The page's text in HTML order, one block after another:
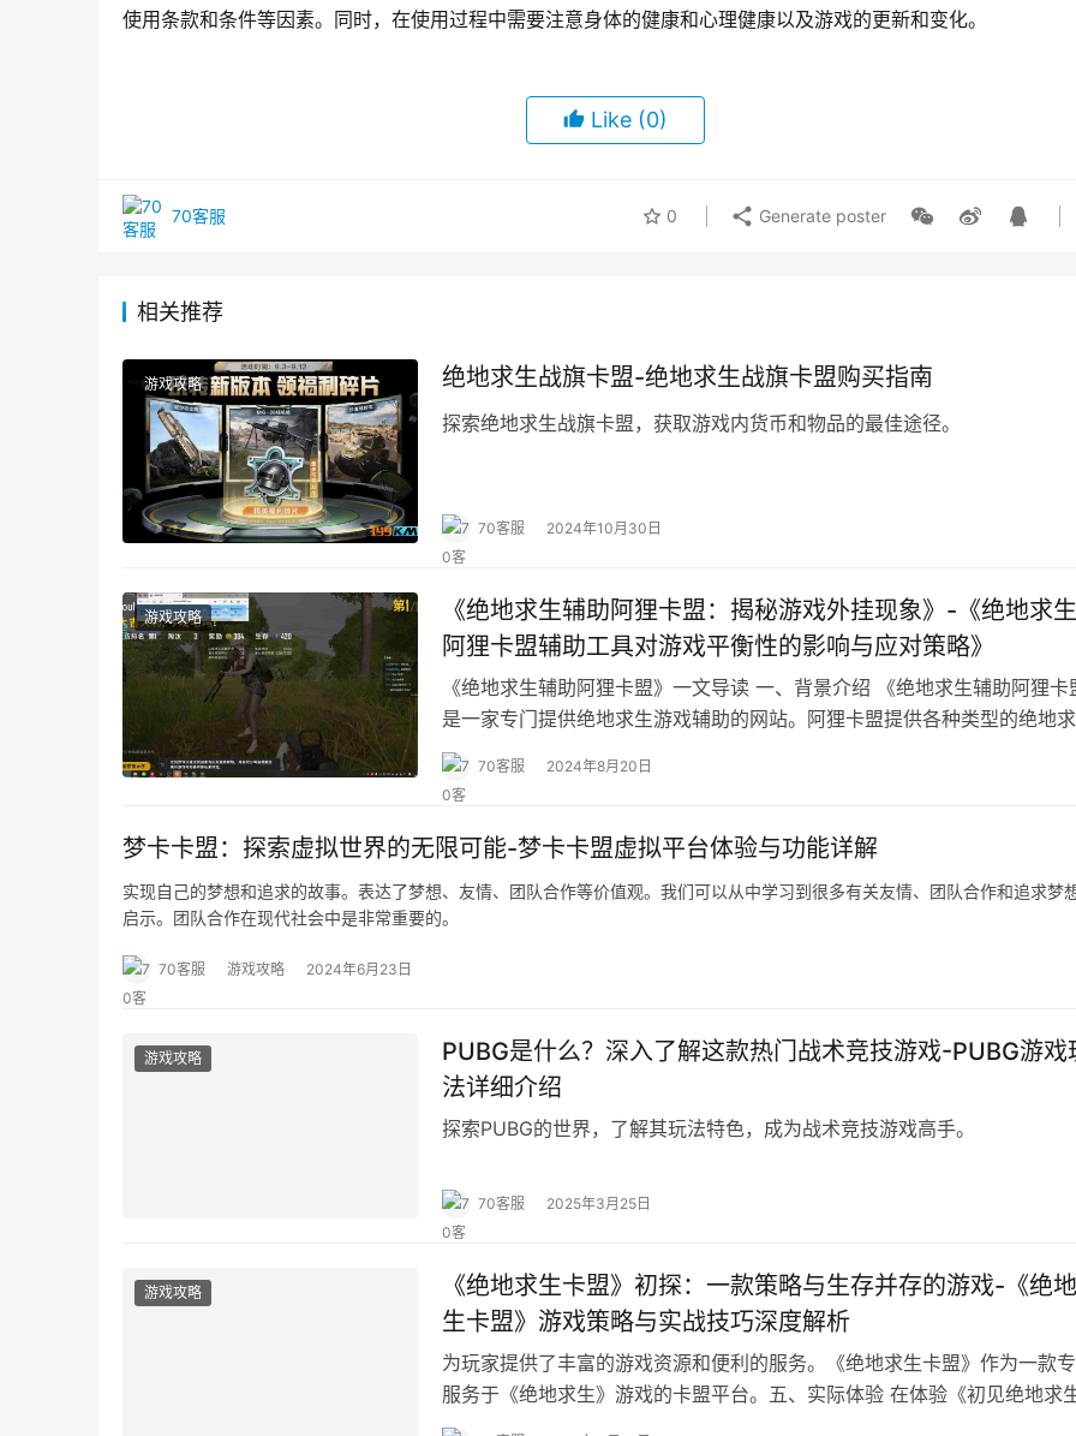
使用条款和条件等因素。同时，在使用过程中需要注意身体的健康和心理健康以及游戏的更新和变化。
Like (0)
70客服 0 Generate poster
相关推荐
游戏攻略 绝地求生战旗卡盟-绝地求生战旗卡盟购买指南
探索绝地求生战旗卡盟，获取游戏内货币和物品的最佳途径。
70客服 2024年10月30日
游戏攻略
《绝地求生辅助阿狸卡盟：揭秘游戏外挂现象》-《绝地求生
阿狸卡盟辅助工具对游戏平衡性的影响与应对策略》
《绝地求生辅助阿狸卡盟》一文导读 一、背景介绍 《绝地求生辅助阿狸卡
是一家专门提供绝地求生游戏辅助的网站。阿狸卡盟提供各种类型的绝地求
游戏辅助工具。
70客服 2024年8月20日
梦卡卡盟：探索虚拟世界的无限可能-梦卡卡盟虚拟平台体验与功能详解
实现自己的梦想和追求的故事。表达了梦想、友情、团队合作等价值观。我们可以从中学习到很多有关友情、团队合作和追求梦
启示。团队合作在现代社会中是非常重要的。
70客服 游戏攻略 2024年6月23日
游戏攻略
PUBG是什么？深入了解这款热门战术竞技游戏-PUBG游戏
法详细介绍
探索PUBG的世界，了解其玩法特色，成为战术竞技游戏高手。
70客服 2025年3月25日
游戏攻略
《绝地求生卡盟》初探：一款策略与生存并存的游戏-《绝
生卡盟》游戏策略与实战技巧深度解析
为玩家提供了丰富的游戏资源和便利的服务。《绝地求生卡盟》作为一款
服务于《绝地求生》游戏的卡盟平台。五、实际体验 在体验《初见绝地求
盟》的过程中。